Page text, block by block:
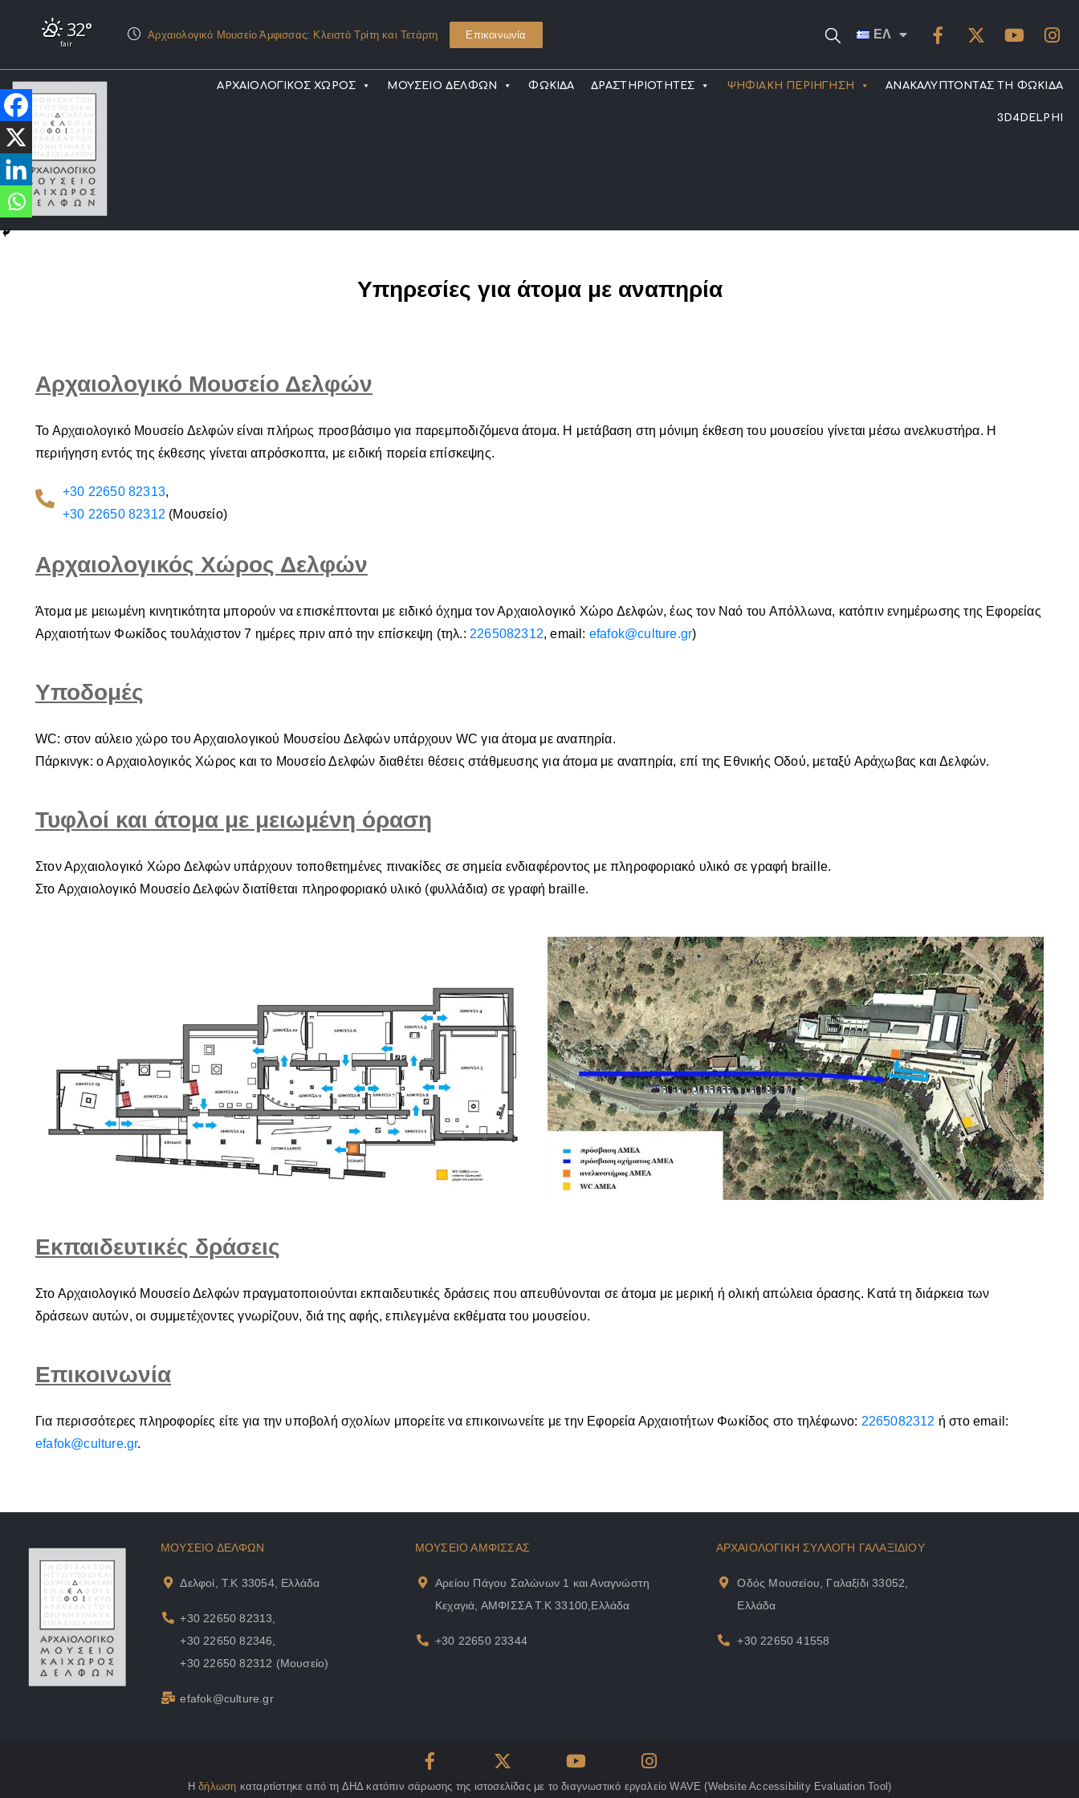
32°
fair
Αρχαιολογικό Μουσείο Άμφισσας: Κλειστό Τρίτη και Τετάρτη Επικοινωνία ΕΛ
ΑΡΧΑΙΟΛΟΓΙΚΟΣ ΧΩΡΟΣ ΜΟΥΣΕΙΟ ΔΕΛΦΩΝ ΦΩΚΙΔΑ ΔΡΑΣΤΗΡΙΟΤΗΤΕΣ ΨΗΦΙΑΚΗ ΠΕΡΙΗΓΗΣΗ ΑΝΑΚΑΛΥΠΤΟΝΤΑΣ ΤΗ ΦΩΚΙΔΑ
3D4DELPHI
Υπηρεσίες για άτομα με αναπηρία
Αρχαιολογικό Μουσείο Δελφών
Το Αρχαιολογικό Μουσείο Δελφών είναι πλήρως προσβάσιμο για παρεμποδιζόμενα άτομα. Η μετάβαση στη μόνιμη έκθεση του μουσείου γίνεται μέσω ανελκυστήρα. H
περιήγηση εντός της έκθεσης γίνεται απρόσκοπτα, με ειδική πορεία επίσκεψης.
+30 22650 82313,
+30 22650 82312 (Μουσείο)
Αρχαιολογικός Χώρος Δελφών
Άτομα με μειωμένη κινητικότητα μπορούν να επισκέπτονται με ειδικό όχημα τον Αρχαιολογικό Χώρο Δελφών, έως τον Ναό του Απόλλωνα, κατόπιν ενημέρωσης της Εφορείας
Αρχαιοτήτων Φωκίδος τουλάχιστον 7 ημέρες πριν από την επίσκεψη (τηλ.: 2265082312, email: efafok@culture.gr)
Υποδομές
WC: στον αύλειο χώρο του Αρχαιολογικού Μουσείου Δελφών υπάρχουν WC για άτομα με αναπηρία.
Πάρκινγκ: ο Αρχαιολογικός Χώρος και το Μουσείο Δελφών διαθέτει θέσεις στάθμευσης για άτομα με αναπηρία, επί της Εθνικής Οδού, μεταξύ Αράχωβας και Δελφών.
Τυφλοί και άτομα με μειωμένη όραση
Στον Αρχαιολογικό Χώρο Δελφών υπάρχουν τοποθετημένες πινακίδες σε σημεία ενδιαφέροντος με πληροφοριακό υλικό σε γραφή braille.
Στο Αρχαιολογικό Μουσείο Δελφών διατίθεται πληροφοριακό υλικό (φυλλάδια) σε γραφή braille.
Εκπαιδευτικές δράσεις
Στο Αρχαιολογικό Μουσείο Δελφών πραγματοποιούνται εκπαιδευτικές δράσεις που απευθύνονται σε άτομα με μερική ή ολική απώλεια όρασης. Κατά τη διάρκεια των
δράσεων αυτών, οι συμμετέχοντες γνωρίζουν, διά της αφής, επιλεγμένα εκθέματα του μουσείου.
Επικοινωνία
Για περισσότερες πληροφορίες είτε για την υποβολή σχολίων μπορείτε να επικοινωνείτε με την Εφορεία Αρχαιοτήτων Φωκίδος στο τηλέφωνο: 2265082312 ή στο email:
efafok@culture.gr.
ΜΟΥΣΕΙΟ ΔΕΛΦΩΝ
Δελφοί, Τ.Κ 33054, Ελλάδα
+30 22650 82313,
+30 22650 82346,
+30 22650 82312 (Μουσείο)
efafok@culture.gr
ΜΟΥΣΕΙΟ ΑΜΦΙΣΣΑΣ
Αρείου Πάγου Σαλώνων 1 και Αναγνώστη
Κεχαγιά, ΑΜΦΙΣΣΑ Τ.Κ 33100,Ελλάδα
+30 22650 23344
ΑΡΧΑΙΟΛΟΓΙΚΗ ΣΥΛΛΟΓΗ ΓΑΛΑΞΙΔΙΟΥ
Οδός Μουσείου, Γαλαξίδι 33052,
Ελλάδα
+30 22650 41558
Ηδήλωση καταρτίστηκε από τη ΔΗΔ κατόπιν σάρωσης της ιστοσελίδας με το διαγνωστικό εργαλείο WAVE (Website Accessibility Evaluation Tool)